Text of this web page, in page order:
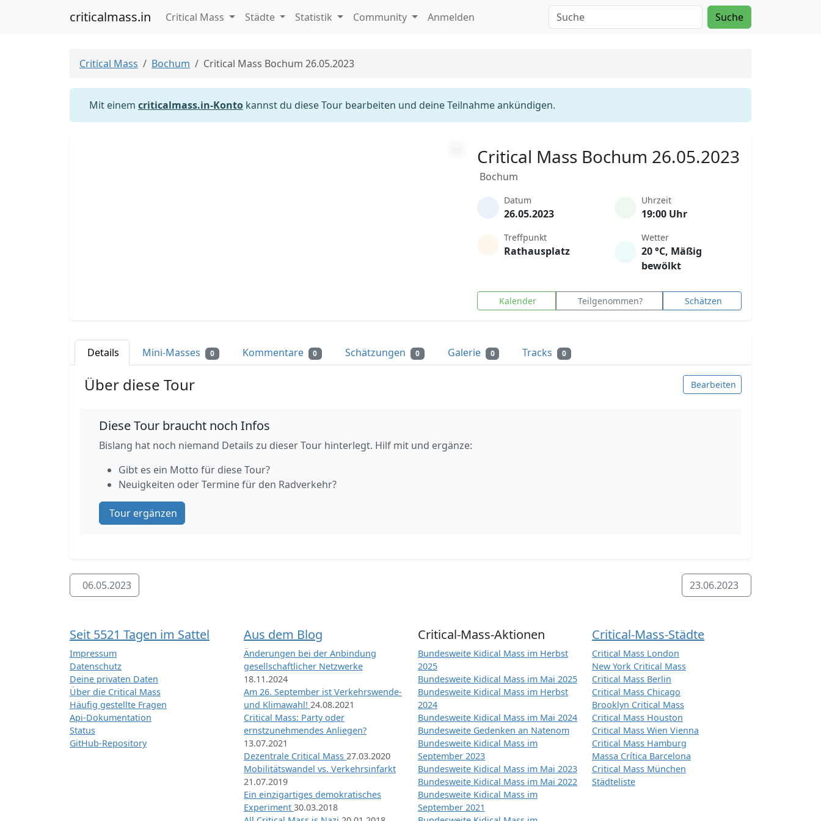
criticalmass.in Critical Mass Städte Statistik Community Anmelden Suche
Critical Mass Bochum Critical Mass Bochum 26.05.2023
Mit einem criticalmass.in-Konto kannst du diese Tour bearbeiten und deine Teilnahme ankündigen.
Critical Mass Bochum 26.05.2023
Bochum
Datum
26.05.2023
Uhrzeit
19:00 Uhr
Treffpunkt
Rathausplatz
Wetter
20 °C, Mäßig
bewölkt
Kalender Teilgenommen? Schätzen
Details Mini-Masses 0 Kommentare 0 Schätzungen 0 Galerie 0 Tracks 0
Über diese Tour Bearbeiten
Diese Tour braucht noch Infos
Bislang hat noch niemand Details zu dieser Tour hinterlegt. Hilf mit und ergänze:
Gibt es ein Motto für diese Tour?
Neuigkeiten oder Termine für den Radverkehr?
Tour ergänzen
06.05.2023 23.06.2023
Seit 5521 Tagen im Sattel
Impressum
Datenschutz
Deine privaten Daten
Über die Critical Mass
Häufig gestellte Fragen
Api-Dokumentation
Status
GitHub-Repository
Aus dem Blog
Änderungen bei der Anbindung
gesellschaftlicher Netzwerke
18.11.2024
Am 26. September ist Verkehrswende-
und Klimawahl! 24.08.2021
Critical Mass: Party oder
ernstzunehmendes Anliegen?
13.07.2021
Dezentrale Critical Mass 27.03.2020
Mobilitätswandel vs. Verkehrsinfarkt
21.07.2019
Ein einzigartiges demokratisches
Experiment 30.03.2018
Critical-Mass-Aktionen
Bundesweite Kidical Mass im Herbst
2025
Bundesweite Kidical Mass im Mai 2025
Bundesweite Kidical Mass im Herbst
2024
Bundesweite Kidical Mass im Mai 2024
Bundesweite Gedenken an Natenom
Bundesweite Kidical Mass im
September 2023
Bundesweite Kidical Mass im Mai 2023
Bundesweite Kidical Mass im Mai 2022
Bundesweite Kidical Mass im
September 2021
Critical-Mass-Städte
Critical Mass London
New York Critical Mass
Critical Mass Berlin
Critical Mass Chicago
Brooklyn Critical Mass
Critical Mass Houston
Critical Mass Wien Vienna
Critical Mass Hamburg
Massa Crítica Barcelona
Critical Mass München
Städteliste